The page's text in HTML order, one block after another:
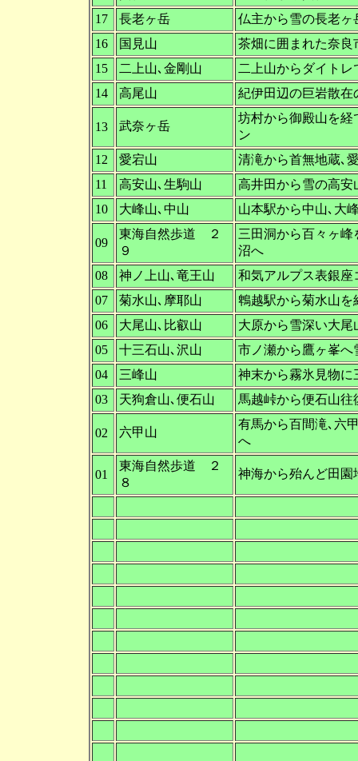
17
長老ヶ岳
仏主から雪の長老ヶ
16
国見山
茶畑に囲まれた奈良
15
二上山､金剛山
二上山からダイト
14
高尾山 紀伊田辺の巨岩散在
13 武奈ヶ岳
坊村から御殿山を経
ン
12
愛宕山
清滝から首無地蔵､
11
高安山､生駒山
高井田から雪の高安
10
大峰山､中山 山本駅から中山､大
09
東海自然歩道 ２
９
三田洞から百々ヶ
沼へ
08
神ノ上山､竜王山
和気アルプス表銀座
07
菊水山､摩耶山
鵯越駅から菊水山を
06
大尾山､比叡山
大原から雪深い大
05
十三石山､沢山
市ノ瀬から鷹ヶ峯へ
04
三峰山
神末から霧氷見物に
03
天狗倉山､便石山 馬越峠から便石山
02 六甲山
有馬から百間滝､六
へ
01
東海自然歩道 ２
８
神海から殆んど田園